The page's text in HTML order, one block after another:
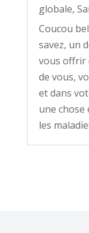
globale,
Coucou
savez, un
vous offrir
de vous,
et dans
une chose
les